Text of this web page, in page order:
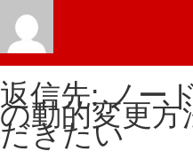
返信先: ノー
の動的変更方
だきたい